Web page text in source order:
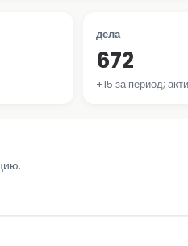
дела
672
+15 за период;